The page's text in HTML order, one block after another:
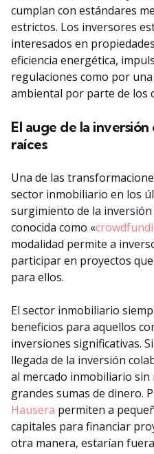
cumplan con estándares
estrictos. Los inversores
interesados en
eficiencia energética,
regulaciones como por
ambiental por parte de los
El auge de la
raíces
Una de las
sector inmobiliario en los
surgimiento de la
conocida como «
modalidad permite a
participar en proyectos
para ellos.
El sector inmobiliario
beneficios para aquellos
inversiones significativas.
llegada de la inversión
al mercado inmobiliario sin
grandes sumas de dinero.
Hausera permiten a
capitales para financiar
otra manera, estarían